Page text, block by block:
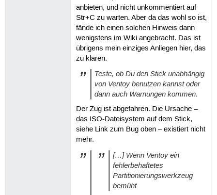
anbieten, und nicht unkommentiert auf
Str+C zu warten. Aber da das wohl so ist,
fände ich einen solchen Hinweis dann
wenigstens im Wiki angebracht. Das ist
übrigens mein einziges Anliegen hier, das
zu klären.
Teste, ob Du den Stick unabhängig
von Ventoy benutzen kannst oder
dann auch Warnungen kommen.
Der Zug ist abgefahren. Die Ursache –
das ISO-Dateisystem auf dem Stick,
siehe Link zum Bug oben – existiert nicht
mehr.
[…] Wenn Ventoy ein
fehlerbehaftetes
Partitionierungswerkzeug
bemüht